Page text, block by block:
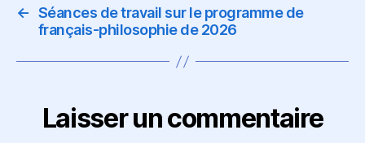
← Séances de travail sur le programme de
français-philosophie de 2026
Laisser un commentaire